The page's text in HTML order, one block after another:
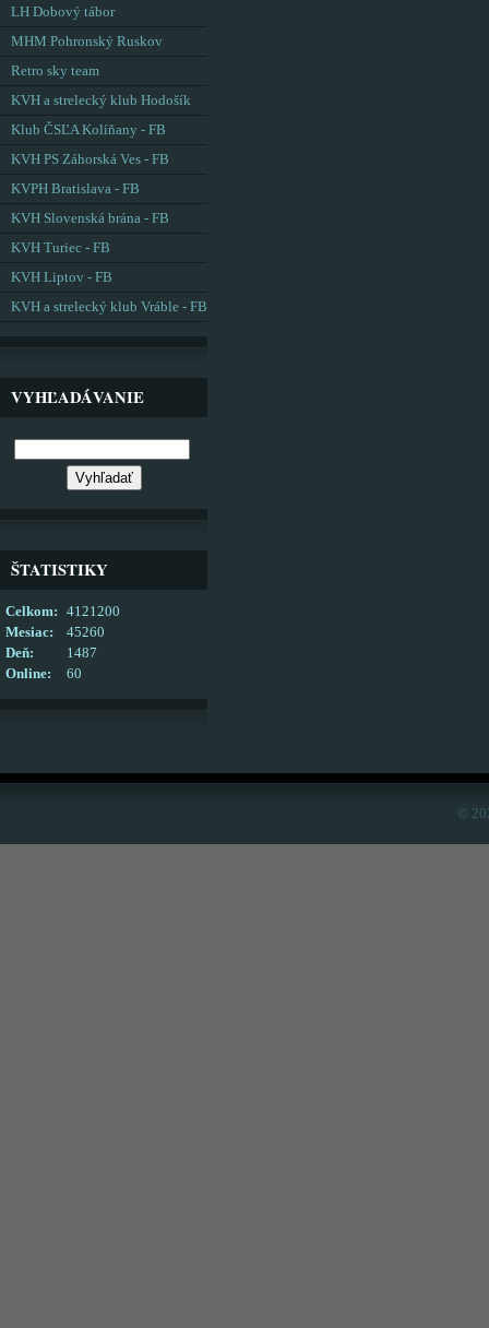
LH Dobový tábor
MHM Pohronský Ruskov
Retro sky team
KVH a strelecký klub Hodošík
Klub ČSĽA Kolíňany - FB
KVH PS Záhorská Ves - FB
KVPH Bratislava - FB
KVH Slovenská brána - FB
KVH Turiec - FB
KVH Liptov - FB
KVH a strelecký klub Vráble - FB
VYHĽADÁVANIE
ŠTATISTIKY
Online: 60
Celkom:
4121200
Mesiac:
45260
Deň:
1487
©